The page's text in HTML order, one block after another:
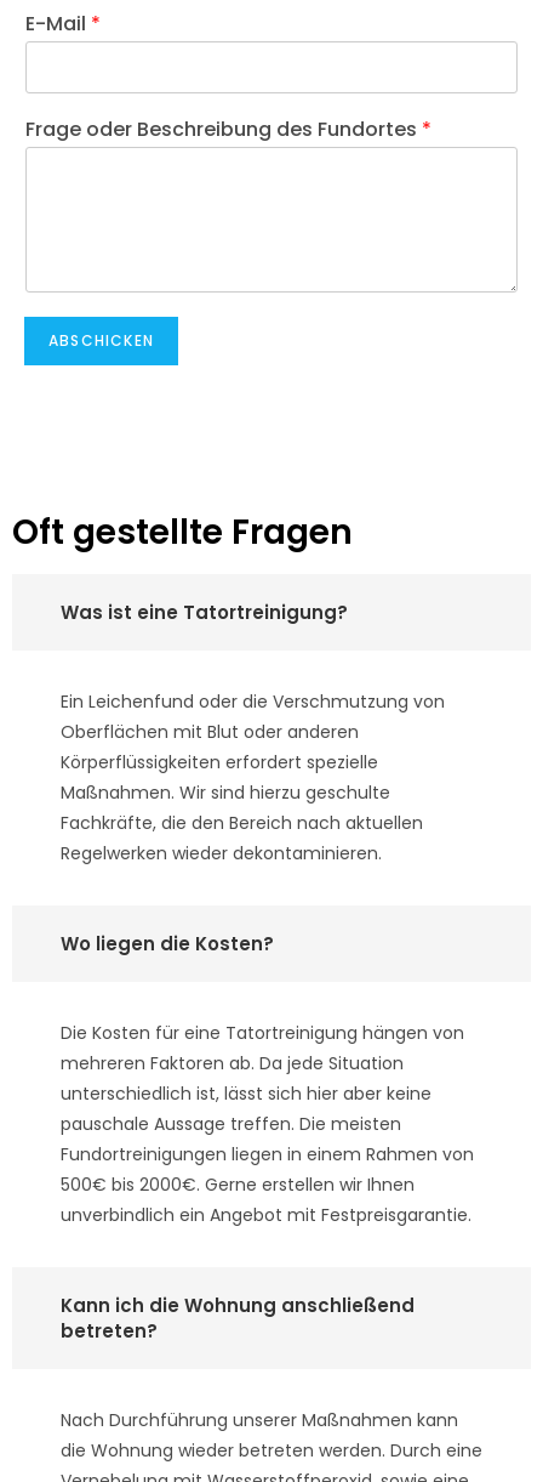
E-Mail *
Frage oder Beschreibung des Fundortes *
ABSCHICKEN
Oft gestellte Fragen
Was ist eine Tatortreinigung?
Ein Leichenfund oder die Verschmutzung von
Oberflächen mit Blut oder anderen
Körperflüssigkeiten erfordert spezielle
Maßnahmen. Wir sind hierzu geschulte
Fachkräfte, die den Bereich nach aktuellen
Regelwerken wieder dekontaminieren.
Wo liegen die Kosten?
Die Kosten für eine Tatortreinigung hängen von
mehreren Faktoren ab. Da jede Situation
unterschiedlich ist, lässt sich hier aber keine
pauschale Aussage treffen. Die meisten
Fundortreinigungen liegen in einem Rahmen von
500€ bis 2000€. Gerne erstellen wir Ihnen
unverbindlich ein Angebot mit Festpreisgarantie.
Kann ich die Wohnung anschließend
betreten?
Nach Durchführung unserer Maßnahmen kann
die Wohnung wieder betreten werden. Durch eine